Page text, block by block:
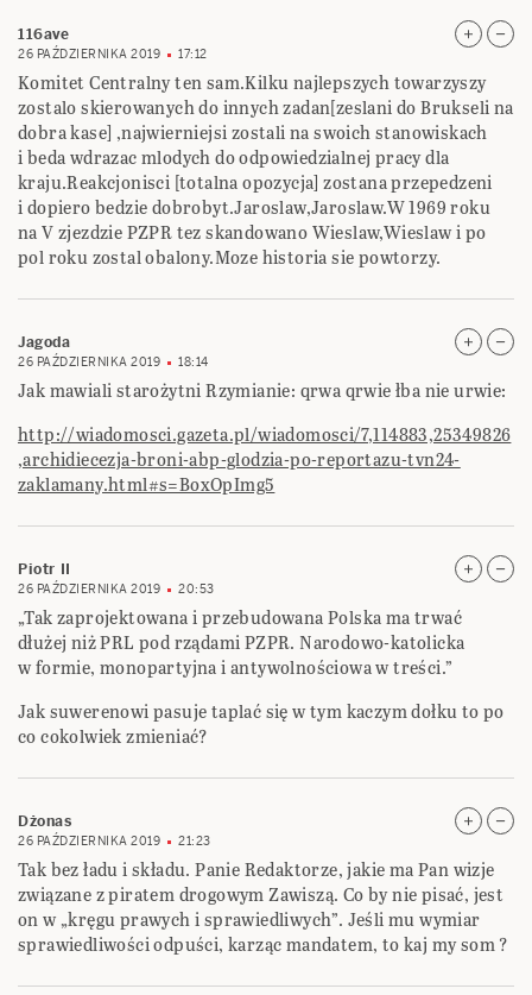
116ave
26 PAŹDZIERNIKA 2019 17:12
Komitet Centralny ten sam.Kilku najlepszych towarzyszy
zostalo skierowanych do innych zadan[zeslani do Brukseli na
dobra kase] ,najwierniejsi zostali na swoich stanowiskach
i beda wdrazac mlodych do odpowiedzialnej pracy dla
kraju.Reakcjonisci [totalna opozycja] zostana przepedzeni
i dopiero bedzie dobrobyt.Jaroslaw,Jaroslaw.W 1969 roku
na V zjezdzie PZPR tez skandowano Wieslaw,Wieslaw i po
pol roku zostal obalony.Moze historia sie powtorzy.
Jagoda
26 PAŹDZIERNIKA 2019 18:14
Jak mawiali starożytni Rzymianie: qrwa qrwie łba nie urwie:
http://wiadomosci.gazeta.pl/wiadomosci/7,114883,25349826
,archidiecezja-broni-abp-glodzia-po-reportazu-tvn24-
zaklamany.html#s=BoxOpImg5
Piotr II
26 PAŹDZIERNIKA 2019 20:53
„Tak zaprojektowana i przebudowana Polska ma trwać
dłużej niż PRL pod rządami PZPR. Narodowo-katolicka
w formie, monopartyjna i antywolnościowa w treści.”
Jak suwerenowi pasuje taplać się w tym kaczym dołku to po
co cokolwiek zmieniać?
Dżonas
26 PAŹDZIERNIKA 2019 21:23
Tak bez ładu i składu. Panie Redaktorze, jakie ma Pan wizje
związane z piratem drogowym Zawiszą. Co by nie pisać, jest
on w „kręgu prawych i sprawiedliwych”. Jeśli mu wymiar
sprawiedliwości odpuści, karząc mandatem, to kaj my som ?